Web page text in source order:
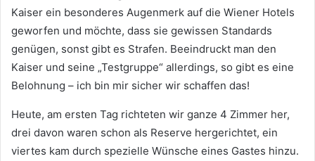
Kaiser ein besonderes Augenmerk auf die Wiener Hotels
geworfen und möchte, dass sie gewissen Standards
genügen, sonst gibt es Strafen. Beeindruckt man den
Kaiser und seine „Testgruppe“ allerdings, so gibt es eine
Belohnung – ich bin mir sicher wir schaffen das!
Heute, am ersten Tag richteten wir ganze 4 Zimmer her,
drei davon waren schon als Reserve hergerichtet, ein
viertes kam durch spezielle Wünsche eines Gastes hinzu.